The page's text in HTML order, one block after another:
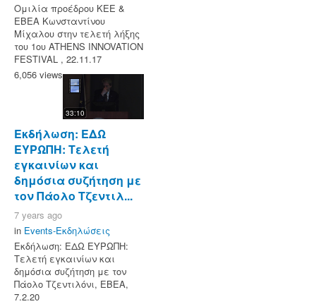
Ομιλία προέδρου ΚΕΕ &
ΕΒΕΑ Κωνσταντίνου
Μίχαλου στην τελετή λήξης
του 1ου ATHENS INNOVATION
FESTIVAL , 22.11.17
6,056 views
33:10
Εκδήλωση: ΕΔΩ
ΕΥΡΩΠΗ: Τελετή
εγκαινίων και
δημόσια συζήτηση με
τον Πάολο Τζεντιλ...
7 years ago
in Events-Εκδηλώσεις
Εκδήλωση: ΕΔΩ ΕΥΡΩΠΗ:
Τελετή εγκαινίων και
δημόσια συζήτηση με τον
Πάολο Τζεντιλόνι, ΕΒΕΑ,
7.2.20